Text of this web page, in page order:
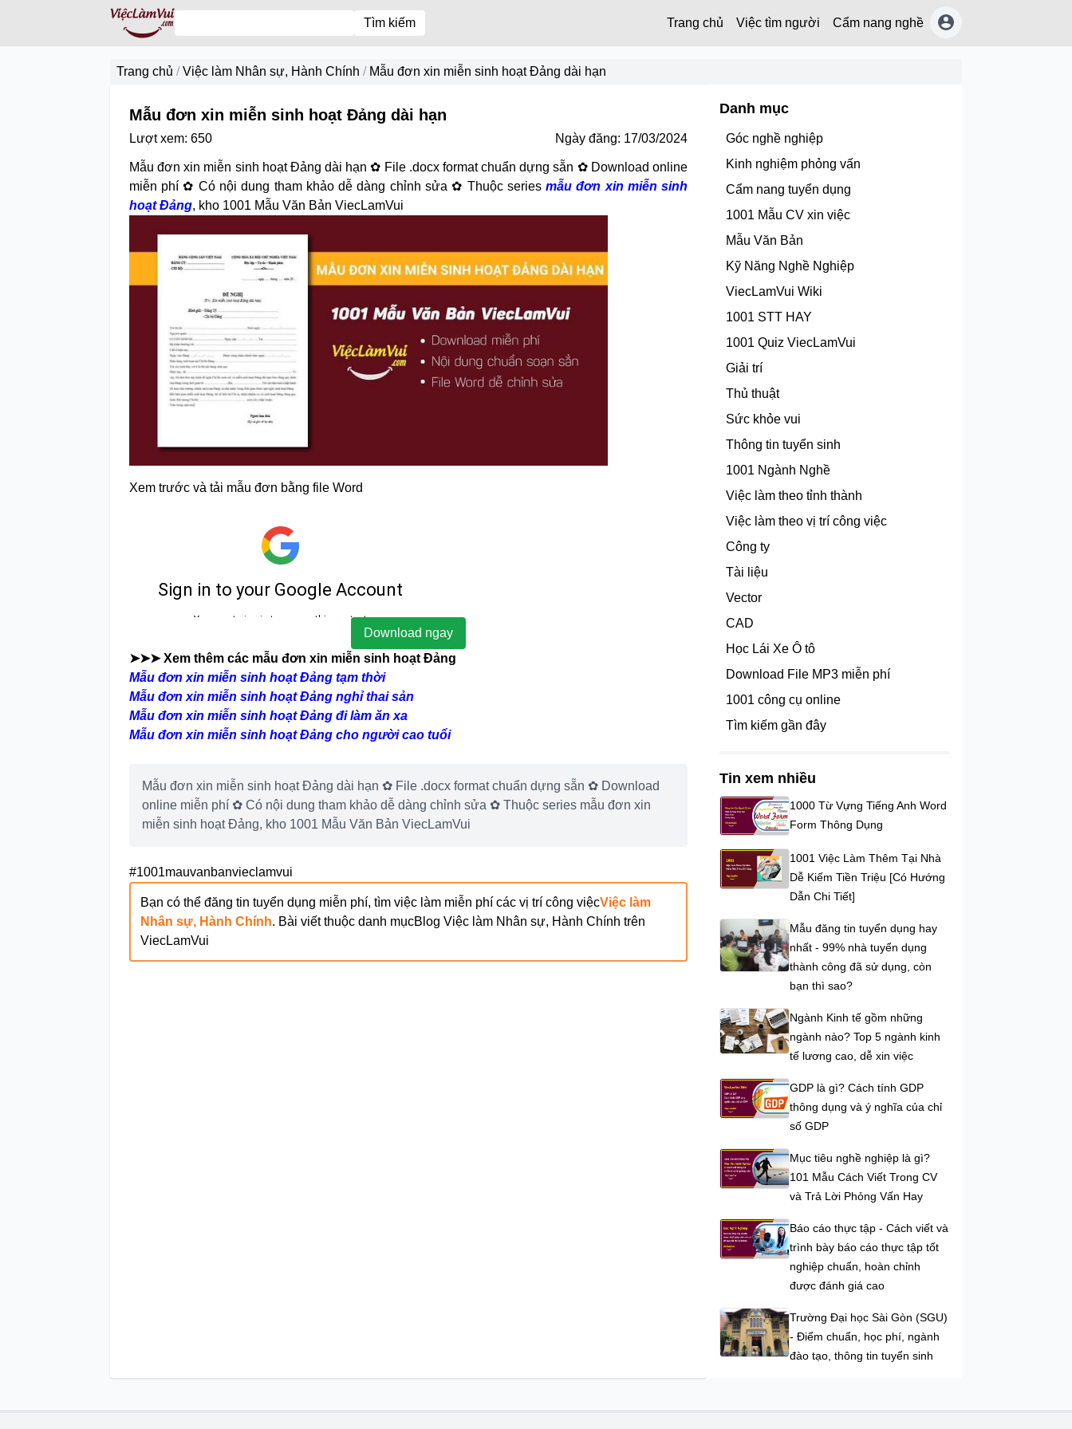
Tìm kiếm Trang chủ Việc tìm người Cẩm nang nghề
Trang chủ / Việc làm Nhân sự, Hành Chính / Mẫu đơn xin miễn sinh hoạt Đảng dài hạn
Mẫu đơn xin miễn sinh hoạt Đảng dài hạn
Lượt xem: 650 Ngày đăng: 17/03/2024
Mẫu đơn xin miễn sinh hoạt Đảng dài hạn ✿ File .docx format chuẩn dựng sẵn ✿ Download online
miễn phí ✿ Có nội dung tham khảo dễ dàng chỉnh sửa ✿ Thuộc seriesmẫu đơn xin miễn sinh
hoạt Đảng, kho 1001 Mẫu Văn Bản ViecLamVui
Xem trước và tải mẫu đơn bằng file Word
Download ngay
➤➤➤ Xem thêm các mẫu đơn xin miễn sinh hoạt Đảng
Mẫu đơn xin miễn sinh hoạt Đảng tạm thời
Mẫu đơn xin miễn sinh hoạt Đảng nghỉ thai sản
Mẫu đơn xin miễn sinh hoạt Đảng đi làm ăn xa
Mẫu đơn xin miễn sinh hoạt Đảng cho người cao tuổi
Mẫu đơn xin miễn sinh hoạt Đảng dài hạn ✿ File .docx format chuẩn dựng sẵn ✿ Download
online miễn phí ✿ Có nội dung tham khảo dễ dàng chỉnh sửa ✿ Thuộc series mẫu đơn xin
miễn sinh hoạt Đảng, kho 1001 Mẫu Văn Bản ViecLamVui
#1001mauvanbanvieclamvui
Bạn có thể đăng tin tuyển dụng miễn phí, tìm việc làm miễn phí các vị trí công việcViệc làm
Nhân sự, Hành Chính. Bài viết thuộc danh mụcBlog Việc làm Nhân sự, Hành Chính trên
ViecLamVui
Danh mục
Góc nghề nghiệp
Kinh nghiệm phỏng vấn
Cẩm nang tuyển dụng
1001 Mẫu CV xin việc
Mẫu Văn Bản
Kỹ Năng Nghề Nghiệp
ViecLamVui Wiki
1001 STT HAY
1001 Quiz ViecLamVui
Giải trí
Thủ thuật
Sức khỏe vui
Thông tin tuyển sinh
1001 Ngành Nghề
Việc làm theo tỉnh thành
Việc làm theo vị trí công việc
Công ty
Tài liệu
Vector
CAD
Học Lái Xe Ô tô
Download File MP3 miễn phí
1001 công cụ online
Tìm kiếm gần đây
Tin xem nhiều
1000 Từ Vựng Tiếng Anh Word
Form Thông Dụng
1001 Việc Làm Thêm Tại Nhà
Dễ Kiếm Tiền Triệu [Có Hướng
Dẫn Chi Tiết]
Mẫu đăng tin tuyển dụng hay
nhất - 99% nhà tuyển dụng
thành công đã sử dụng, còn
bạn thì sao?
Ngành Kinh tế gồm những
ngành nào? Top 5 ngành kinh
tế lương cao, dễ xin việc
GDP là gì? Cách tính GDP
thông dụng và ý nghĩa của chỉ
số GDP
Mục tiêu nghề nghiệp là gì?
101 Mẫu Cách Viết Trong CV
và Trả Lời Phỏng Vấn Hay
Báo cáo thực tập - Cách viết và
trình bày báo cáo thực tập tốt
nghiệp chuẩn, hoàn chỉnh
được đánh giá cao
Trường Đại học Sài Gòn (SGU)
- Điểm chuẩn, học phí, ngành
đào tạo, thông tin tuyển sinh